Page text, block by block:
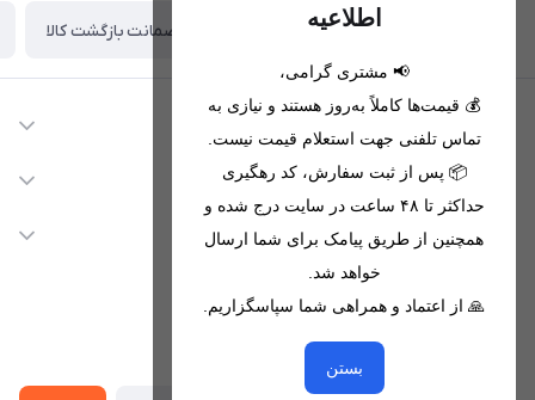
اطلاعیه
📢 مشتری گرامی،
💰 قیمت‌ها کاملاً به‌روز هستند و نیازی به
تماس تلفنی جهت استعلام قیمت نیست.
📦 پس از ثبت سفارش، کد رهگیری
حداکثر تا ۴۸ ساعت در سایت درج شده و
همچنین از طریق پیامک برای شما ارسال
خواهد شد.
🙏 از اعتماد و همراهی شما سپاسگزاریم.
بستن
تحویل اکسپرس(با هماهنگی) ضمانت بازگشت کالا
اطلاعات تماس
09221680256 - 09373782289
nikanmobstore@gmail.com
هرمزگان، بندرخمیر، شهرک رودبار
دسترسی سریع
لیست محصولات
خدمات مشتریان
حریم خصوصی
از جدید‌ترین تخفیف‌ها با‌ خبر شوید